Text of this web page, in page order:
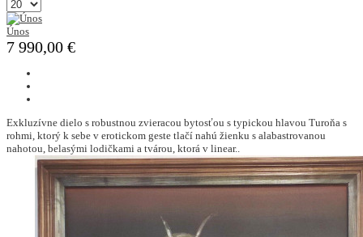
Únos
7 990,00 €
Exkluzívne dielo s robustnou zvieracou bytosťou s typickou hlavou Turoňa s
rohmi, ktorý k sebe v erotickom geste tlačí nahú žienku s alabastrovanou
nahotou, belasými lodičkami a tvárou, ktorá v linear..